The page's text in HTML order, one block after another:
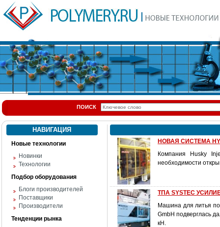
ПОИСК
НАВИГАЦИЯ
Новые технологии
Новинки
Технологии
Подбор оборудования
Блоги производителей
Поставщики
Производители
Тенденции рынка
НОВАЯ СИСТЕМА
Компания Husky
необходимости
ТПА SYSTEC
Машина для литья
GmbH подверглась
кН.